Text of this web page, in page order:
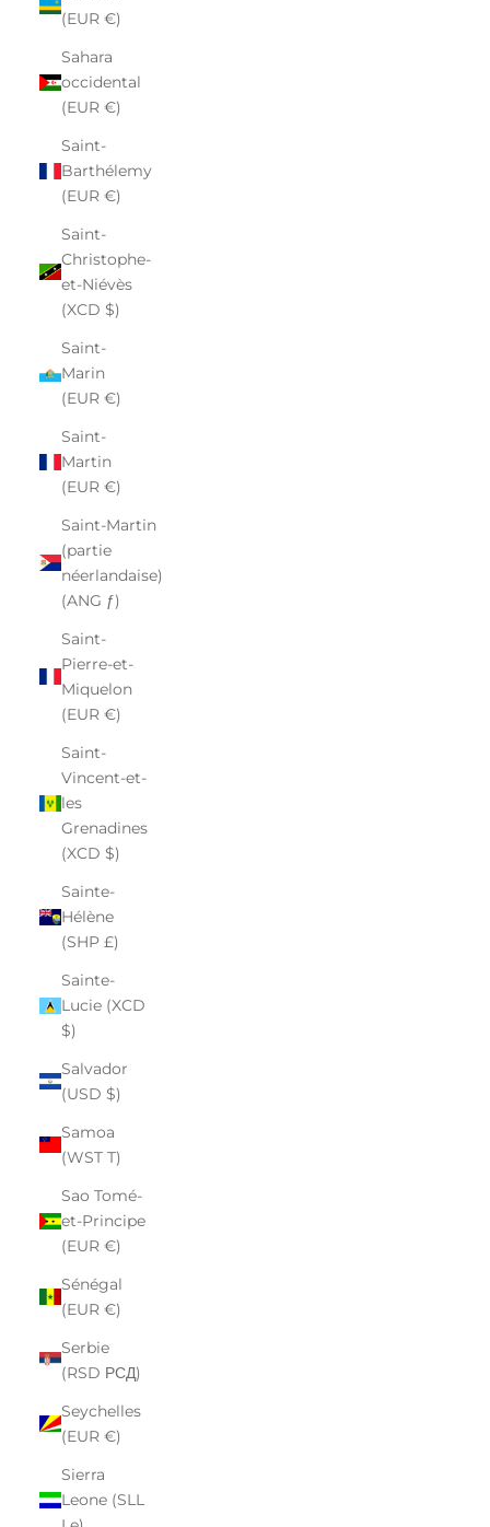
(EUR €)
Sahara
occidental
(EUR €)
Saint-
Barthélemy
(EUR €)
Saint-
Christophe-
et-Niévès
(XCD $)
Saint-
Marin
(EUR €)
Saint-
Martin
(EUR €)
Saint-Martin
(partie
néerlandaise)
(ANG ƒ)
Saint-
Pierre-et-
Miquelon
(EUR €)
Saint-
Vincent-et-
les
Grenadines
(XCD $)
Sainte-
Hélène
(SHP £)
Sainte-
Lucie (XCD
$)
Salvador
(USD $)
Samoa
(WST T)
Sao Tomé-
et-Principe
(EUR €)
Sénégal
(EUR €)
Serbie
(RSD РСД)
Seychelles
(EUR €)
Sierra
Leone (SLL